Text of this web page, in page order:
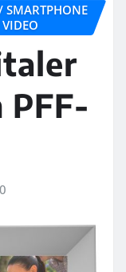
SMARTPHONE
PFF-
0